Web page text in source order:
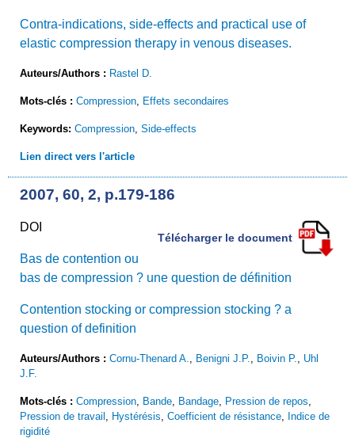
Contra-indications, side-effects and practical use of
elastic compression therapy in venous diseases.
Auteurs/Authors : Rastel D.
Mots-clés : Compression Effets secondaires
Keywords: Compression Side-effects
Lien direct vers l'article
2007, 60, 2, p.179-186
DOI
Télécharger le document
Bas de contention ou
bas de compression ? une question de définition
Contention stocking or compression stocking ? a
question of definition
Auteurs/Authors : Cornu-Thenard A. Benigni J.P. Boivin P.
Uhl
J.F.
Mots-clés : Compression Bande Bandage Pression de repos
Pression de travail
Hystérésis Coefficient de résistance
Indice de
rigidité